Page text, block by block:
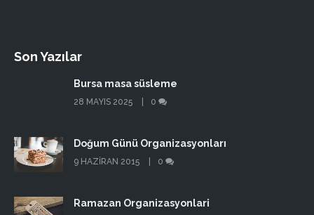
Son Yazılar
Bursa masa süsleme
28 MAYIS 2025 0
Doğum Günü Organizasyonları
9 HAZIRAN 2015 0
Ramazan Organizasyonlari